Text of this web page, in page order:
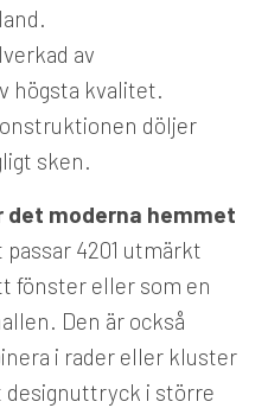
av
högsta kvalitet.
döljer
sken.
det moderna hemmet
4201 utmärkt
fönster eller som en
Den är också
i rader eller kluster
i större